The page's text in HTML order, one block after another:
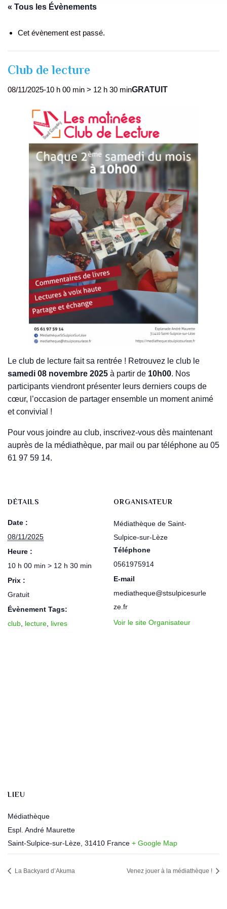
« Tous les Évènements
Cet évènement est passé.
Club de lecture
08/11/2025-10 h 00 min > 12 h 30 minGRATUIT
Le club de lecture fait sa rentrée ! Retrouvez le club le
samedi 08 novembre 2025 à partir de 10h00. Nos
participants viendront présenter leurs derniers coups de
cœur, l’occasion de partager ensemble un moment animé
et convivial !
Pour vous joindre au club, inscrivez-vous dès maintenant
auprès de la médiathèque, par mail ou par téléphone au 05
61 97 59 14.
DÉTAILS
Date :
08/11/2025
Heure :
10 h 00 min > 12 h 30 min
Prix :
Gratuit
Évènement Tags:
club lecture livres
ORGANISATEUR
Médiathèque de Saint-
Sulpice-sur-Lèze
Téléphone
0561975914
E-mail
mediatheque@stsulpicesurle
ze.fr
Voir le site Organisateur
LIEU
Médiathèque
Espl. André Maurette
Saint-Sulpice-sur-Lèze 31410 France + Google Map
La Backyard d’Akuma Venez jouer à la médiathèque !